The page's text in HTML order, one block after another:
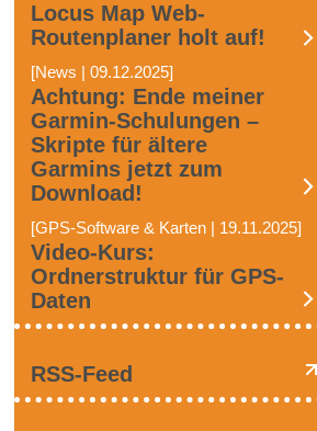
Locus Map Web-
Routenplaner holt auf!
[News | 09.12.2025]
Achtung: Ende meiner
Garmin-Schulungen –
Skripte für ältere
Garmins jetzt zum
Download!
[GPS-Software & Karten | 19.11.2025]
Video-Kurs:
Ordnerstruktur für GPS-
Daten
RSS-Feed